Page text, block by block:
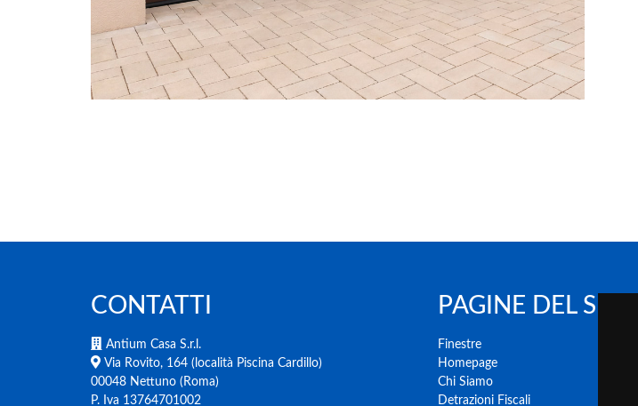
CONTATTI
Antium Casa S.r.l.
Via Rovito, 164 (località Piscina Cardillo)
00048 Nettuno (Roma)
P. Iva 13764701002
PAGINE DEL SITO
Finestre
Homepage
Chi Siamo
Detrazioni Fiscali